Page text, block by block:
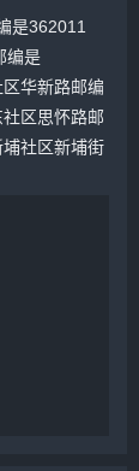
是362011
编是
华新路邮编
区思怀路邮
社区新埔街